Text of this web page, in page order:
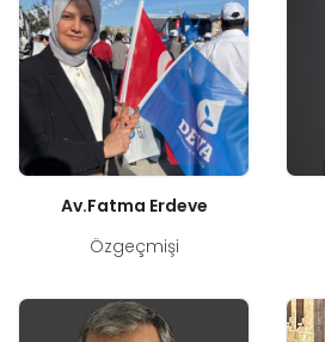
Av.Fatma Erdeve
Özgeçmişi